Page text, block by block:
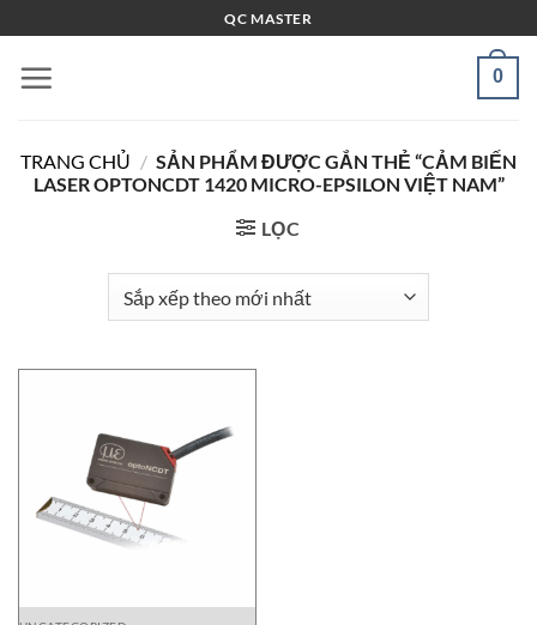
qua
nội
QC MASTER
0
TRANG CHỦ / SẢN PHẨM ĐƯỢC GẮN THẺ “CẢM BIẾN
LASER OPTONCDT 1420 MICRO-EPSILON VIỆT NAM”
LỌC